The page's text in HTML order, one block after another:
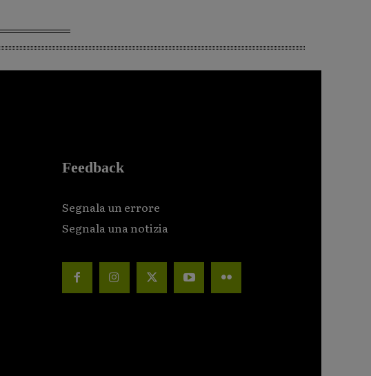
Feedback
Segnala un errore
Segnala una notizia